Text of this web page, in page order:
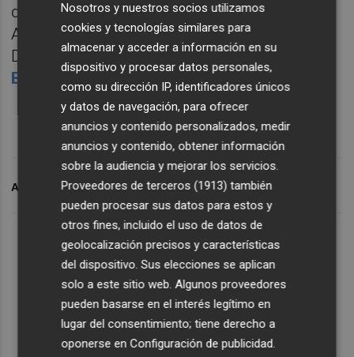
debido a la derrota electoral de 2023,
Almenar se incorporó como asesor a la
Delegación del Gobierno liderada por
Bernabé .
ARCHIVADO EN ADIF
Nosotros y nuestros socios utilizamos
cookies y tecnologías similares para
almacenar y acceder a información en su
dispositivo y procesar datos personales,
como su dirección IP, identificadores únicos
y datos de navegación, para ofrecer
anuncios y contenido personalizados, medir
anuncios y contenido, obtener información
sobre la audiencia y mejorar los servicios.
Proveedores de terceros (1913) también
pueden procesar sus datos para estos y
otros fines, incluido el uso de datos de
geolocalización precisos y características
del dispositivo. Sus elecciones se aplican
solo a este sitio web. Algunos proveedores
pueden basarse en el interés legítimo en
lugar del consentimiento; tiene derecho a
oponerse enConfiguración de publicidad.